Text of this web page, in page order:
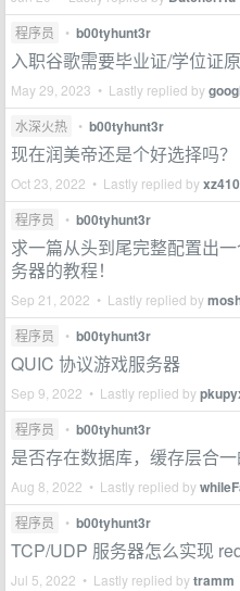
程序员 • b00tyhunt3r
入职谷歌需要毕业证/学位证原
May 29, 2023 • Lastly replied by
水深火热 • b00tyhunt3r
现在润美帝还是个好选择吗？
Oct 23, 2022 • Lastly replied by
程序员 • b00tyhunt3r
求一篇从头到尾完整配置出
务器的教程！
Sep 21, 2022 • Lastly replied by
程序员 • b00tyhunt3r
QUIC 协议游戏服务器
Sep 9, 2022 • Lastly replied by
程序员 • b00tyhunt3r
是否存在数据库，缓存层合一
Aug 8, 2022 • Lastly replied by
程序员 • b00tyhunt3r
TCP/UDP 服务器怎么实现
Jul 5, 2022 • Lastly replied bytramm